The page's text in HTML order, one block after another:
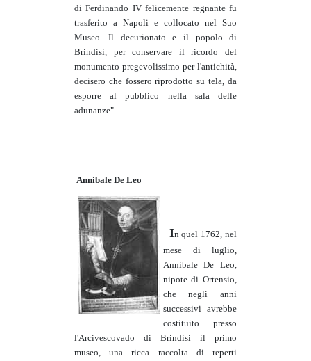
di Ferdinando IV felicemente regnante fu
trasferito a Napoli e collocato nel Suo
Museo. Il decurionato e il popolo di
Brindisi, per conservare il ricordo del
monumento pregevolissimo per l'antichità,
decisero che fossero riprodotto su tela, da
esporre al pubblico nella sala delle
adunanze".
Annibale De Leo
In quel 1762, nel
mese di luglio,
Annibale De Leo,
nipote di Ortensio,
che negli anni
successivi avrebbe
costituito presso
l'Arcivescovado di Brindisi il primo
museo, una ricca raccolta di reperti